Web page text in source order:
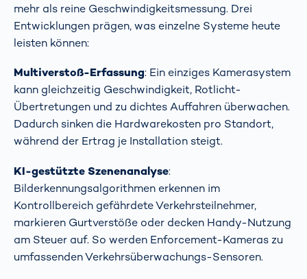
mehr als reine Geschwindigkeitsmessung. Drei
Entwicklungen prägen, was einzelne Systeme heute
leisten können:
Multiverstoß-Erfassung: Ein einziges Kamerasystem
kann gleichzeitig Geschwindigkeit, Rotlicht-
Übertretungen und zu dichtes Auffahren überwachen.
Dadurch sinken die Hardwarekosten pro Standort,
während der Ertrag je Installation steigt.
KI-gestützte Szenenanalyse:
Bilderkennungsalgorithmen erkennen im
Kontrollbereich gefährdete Verkehrsteilnehmer,
markieren Gurtverstöße oder decken Handy-Nutzung
am Steuer auf. So werden Enforcement-Kameras zu
umfassenden Verkehrsüberwachungs-Sensoren.